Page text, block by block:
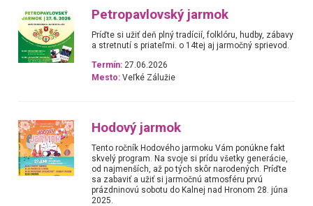
Petropavlovský jarmok
Príďte si užiť deň plný tradícií, folklóru, hudby, zábavy
a stretnutí s priateľmi. o 14tej aj jarmočný sprievod.
Termín: 27.06.2026
Mesto: Veľké Zálužie
Hodový jarmok
Tento ročník Hodového jarmoku Vám ponúkne fakt
skvelý program. Na svoje si prídu všetky generácie,
od najmenších, až po tých skôr narodených. Príďte
sa zabaviť a užiť si jarmočnú atmosféru prvú
prázdninovú sobotu do Kalnej nad Hronom 28. júna
2025.